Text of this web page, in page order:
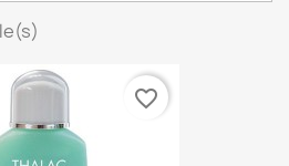
favorite_border